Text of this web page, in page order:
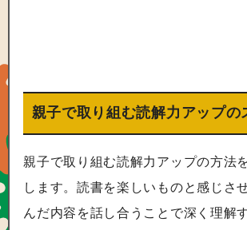
親子で取り組む読解力アップの
親子で取り組む読解力アップの方法
します。読書を楽しいものと感じさ
んだ内容を話し合うことで深く理解